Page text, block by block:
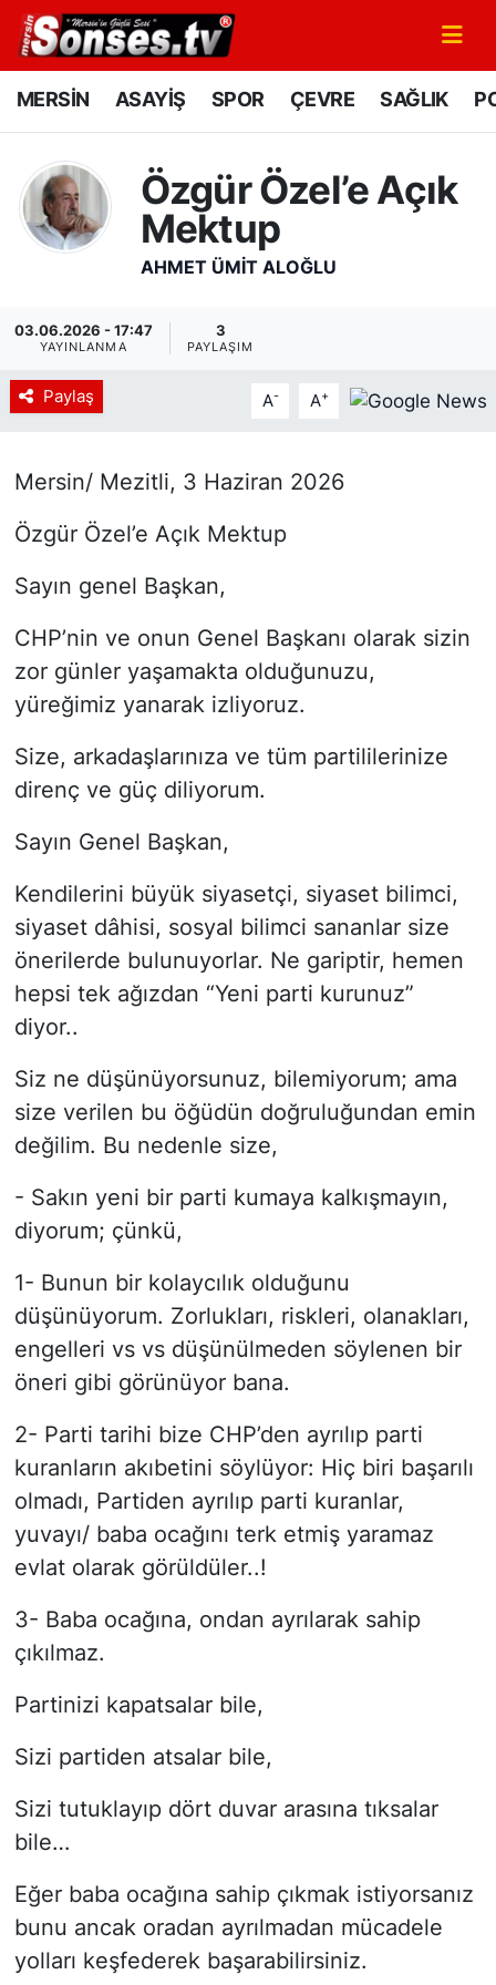
MERSİN ASAYİŞ SPOR ÇEVRE SAĞLIK
Özgür Özel’e Açık
Mektup
AHMET ÜMIT ALOĞLU
03.06.2026 - 17:47
YAYINLANMA
3
PAYLAŞIM
Paylaş A- A+
Mersin/ Mezitli, 3 Haziran 2026
Özgür Özel’e Açık Mektup
Sayın genel Başkan,
CHP’nin ve onun Genel Başkanı olarak sizin
zor günler yaşamakta olduğunuzu,
yüreğimiz yanarak izliyoruz.
Size, arkadaşlarınıza ve tüm partililerinize
direnç ve güç diliyorum.
Sayın Genel Başkan,
Kendilerini büyük siyasetçi, siyaset bilimci,
siyaset dâhisi, sosyal bilimci sananlar size
önerilerde bulunuyorlar. Ne gariptir, hemen
hepsi tek ağızdan “Yeni parti kurunuz”
diyor..
Siz ne düşünüyorsunuz, bilemiyorum; ama
size verilen bu öğüdün doğruluğundan emin
değilim. Bu nedenle size,
- Sakın yeni bir parti kumaya kalkışmayın,
diyorum; çünkü,
1- Bunun bir kolaycılık olduğunu
düşünüyorum. Zorlukları, riskleri, olanakları,
engelleri vs vs düşünülmeden söylenen bir
öneri gibi görünüyor bana.
2- Parti tarihi bize CHP’den ayrılıp parti
kuranların akıbetini söylüyor: Hiç biri başarılı
olmadı, Partiden ayrılıp parti kuranlar,
yuvayı/ baba ocağını terk etmiş yaramaz
evlat olarak görüldüler..!
3- Baba ocağına, ondan ayrılarak sahip
çıkılmaz.
Partinizi kapatsalar bile,
Sizi partiden atsalar bile,
Sizi tutuklayıp dört duvar arasına tıksalar
bile…
Eğer baba ocağına sahip çıkmak istiyorsanız
bunu ancak oradan ayrılmadan mücadele
yolları keşfederek başarabilirsiniz.
MERSİN
SPOR
GÜNÜN MANŞETİ
SAĞLIK
Siyaset
YEREL HABER
Haberde insan
Tanıtım
Mersin Nöbetçi Eczaneler
Mersin Namaz Vakitleri
Mersin Trafik Yoğunluk Haritası
Haber Arşivi